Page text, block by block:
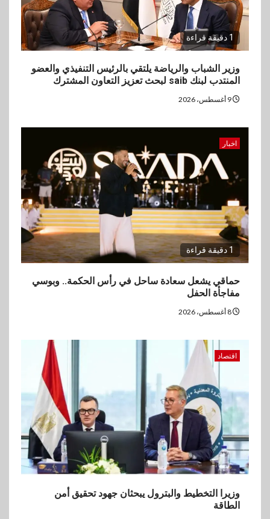
1 دقيقة قراءة
وزير الشباب والرياضة يلتقي بالرئيس التنفيذي والعضو
المنتدب لبنك saib لبحث تعزيز التعاون المشترك
اخبار
1 دقيقة قراءة
حماقي يشعل سعادة ساحل في رأس الحكمة.. وبوسي
مفاجأة الحفل
اقتصاد
وزيرا التخطيط والبترول يبحثان جهود تحقيق أمن
الطاقة